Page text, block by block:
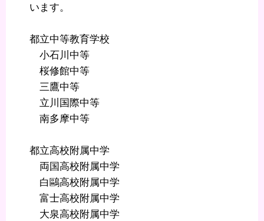
います。
都立中等教育学校
小石川中等
桜修館中等
三鷹中等
立川国際中等
南多摩中等
都立高校附属中学
両国高校附属中学
白鷗高校附属中学
富士高校附属中学
大泉高校附属中学